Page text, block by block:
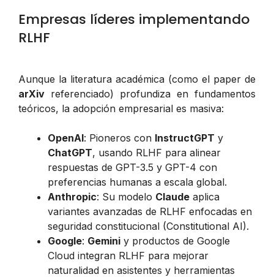
Empresas líderes implementando
RLHF
Aunque la literatura académica (como el paper de
arXiv referenciado) profundiza en fundamentos
teóricos, la adopción empresarial es masiva:
OpenAI: Pioneros con InstructGPT y
ChatGPT, usando RLHF para alinear
respuestas de GPT-3.5 y GPT-4 con
preferencias humanas a escala global.
Anthropic: Su modelo Claude aplica
variantes avanzadas de RLHF enfocadas en
seguridad constitucional (Constitutional AI).
Google: Gemini y productos de Google
Cloud integran RLHF para mejorar
naturalidad en asistentes y herramientas